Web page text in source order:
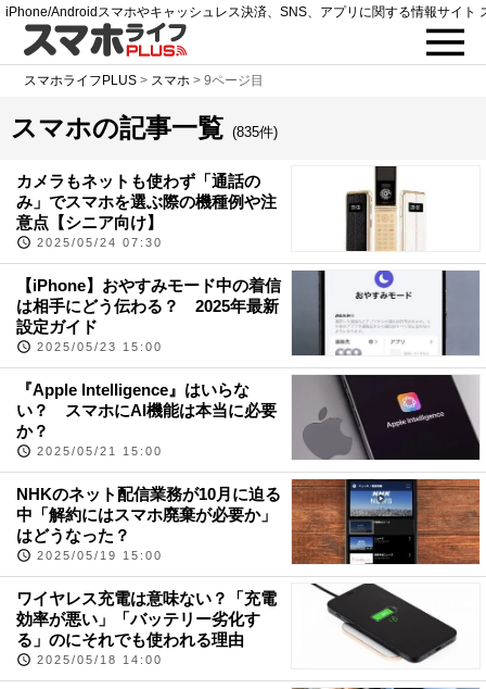
iPhone/Androidスマホやキャッシュレス決済、SNS、アプリに関する情報サイト
スマホライフPLUS > スマホ >9ページ目
スマホの記事一覧 (835件)
カメラもネットも使わず「通話の
み」でスマホを選ぶ際の機種例や注
意点【シニア向け】
2025/05/24 07:30
【iPhone】おやすみモード中の着信
は相手にどう伝わる？ 2025年最新
設定ガイド
2025/05/23 15:00
『Apple Intelligence』はいらな
い？ スマホにAI機能は本当に必要
か？
2025/05/21 15:00
NHKのネット配信業務が10月に迫る
中「解約にはスマホ廃棄が必要か」
はどうなった？
2025/05/19 15:00
ワイヤレス充電は意味ない？「充電
効率が悪い」「バッテリー劣化す
る」のにそれでも使われる理由
2025/05/18 14:00